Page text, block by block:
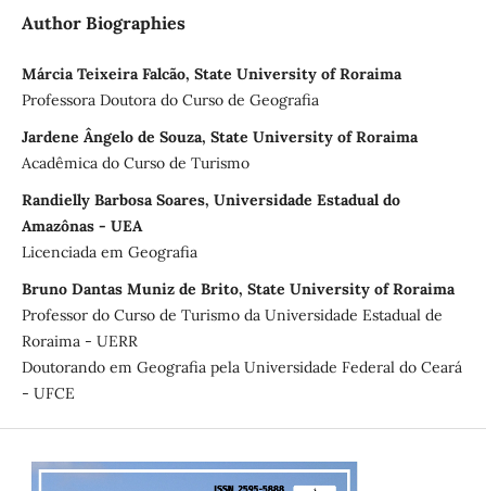
Author Biographies
Márcia Teixeira Falcão, State University of Roraima
Professora Doutora do Curso de Geografia
Jardene Ângelo de Souza, State University of Roraima
Acadêmica do Curso de Turismo
Randielly Barbosa Soares, Universidade Estadual do
Amazônas - UEA
Licenciada em Geografia
Bruno Dantas Muniz de Brito, State University of Roraima
Professor do Curso de Turismo da Universidade Estadual de
Roraima - UERR
Doutorando em Geografia pela Universidade Federal do Ceará
- UFCE